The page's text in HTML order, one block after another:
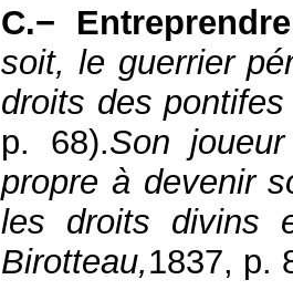
C.−
soit, le guerrier
droits des pontifes
p. 68).Son
propre à devenir
les droits divins
Birotteau,1837, p.